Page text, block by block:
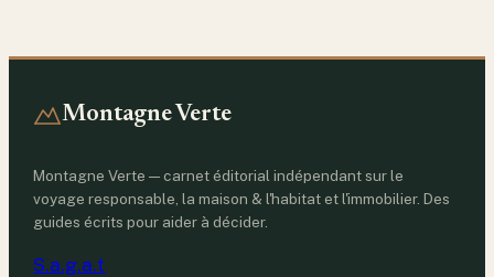
Montagne Verte
Montagne Verte — carnet éditorial indépendant sur le
voyage responsable, la maison & l'habitat et l'immobilier. Des
guides écrits pour aider à décider.
S.a.g.a.t